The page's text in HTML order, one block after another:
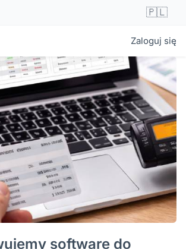
🇵🇱
Zaloguj się
software do